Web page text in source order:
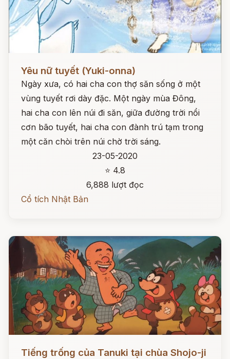
Yêu nữ tuyết (Yuki-onna)
Ngày xưa, có hai cha con thợ săn sống ở một
vùng tuyết rơi dày đặc. Một ngày mùa Đông,
hai cha con lên núi đi săn, giữa đường trời nổi
cơn bão tuyết, hai cha con đành trú tạm trong
một căn chòi trên núi chờ trời sáng.
23-05-2020
⭐ 4.8
6,888 lượt đọc
Cổ tích Nhật Bản
Đọc ngay
Tiếng trống của Tanuki tại chùa Shojo-ji